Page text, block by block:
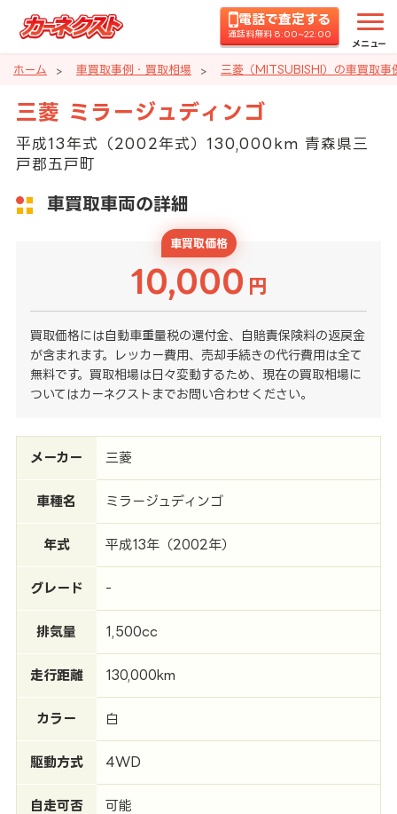
電話で査定する
通話料無料 8:00~22:00
メニュー
ホーム 車買取事例・買取相場 三菱（MITSUBISHI）の車買取事
三菱 ミラージュディンゴ
平成13年式（2002年式）130,000km 青森県三
戸郡五戸町
車買取車両の詳細
車買取価格
10,000 円
買取価格には自動車重量税の還付金、自賠責保険料の返戻金
が含まれます。レッカー費用、売却手続きの代行費用は全て
無料です。買取相場は日々変動するため、現在の買取相場に
ついてはカーネクストまでお問い合わせください。
メーカー 三菱
車種名 ミラージュディンゴ
年式 平成13年（2002年）
グレード -
排気量 1,500cc
走行距離 130,000km
カラー 白
駆動方式 4WD
自走可否 可能